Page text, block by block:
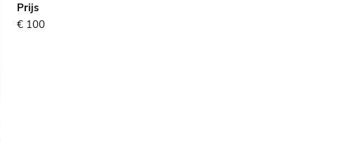
Prijs
€ 100